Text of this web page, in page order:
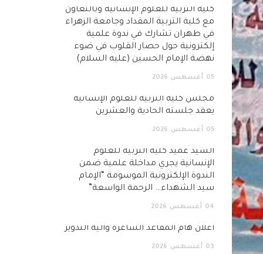
كلية التربية للعلوم الإنسانية وبالتعاون
مع كلية التربية المقداد وجامعة الزهراء
في طهران تشارك في ندوة علمية
إلكترونية حول حصار القلوب في ضوء
نهضة الإمام الحسين (عليه السلام)
05 أغسطس 2026
مجلس كلية التربية للعلوم الإنسانية
يعقد جلسته الحادية والعشرين
05 أغسطس 2026
السيد عميد كلية التربية للعلوم
الإنسانية يجري مداخلة علمية ضمن
الندوة الإلكترونية الموسومة “الإمام
سيد الشهداء… الرحمة الواسعة”
04 أغسطس 2026
اعلان هام المقاعد الشاغرة وآلية التدوير
03 أغسطس 2026